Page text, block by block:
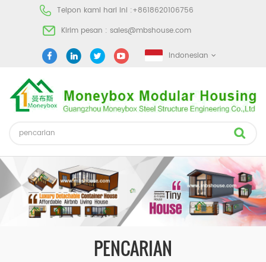
Telpon kami hari ini :+8618620106756
Kirim pesan : sales@mbshouse.com
Indonesian
PENCARIAN